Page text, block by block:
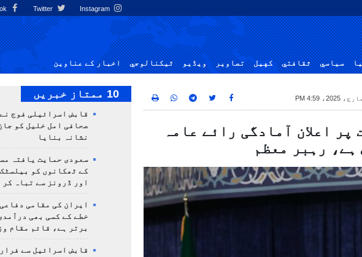
Instagram
سياسي ثقافتي کهيل تصاوير ویڈیو ٹيكنالوجي اخبار کے عناوین
اعلان آمادگی رائے عامہ
رہبر معظم
10 ممتاز خبریں
قابض اسرائیلی فوج
صحافی امل خلیل کو
نشانہ بنایا
سعودی حمایت یافتہ
کے ٹھکانوں کو
اور ڈرونز سے تباہ کر
ایران کی مقامی
خطے کے کسی بھی
برتر ہے، قائم مقام
قابض اسرائیل سے